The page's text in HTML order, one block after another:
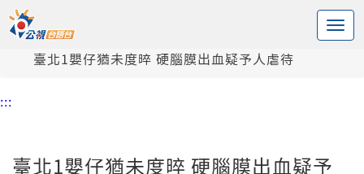
中央內容區塊
頭頁
臺北1嬰仔猶未度晬 硬腦膜出血疑予人虐待
:::
臺北1嬰仔猶未度晬 硬腦膜出血疑予